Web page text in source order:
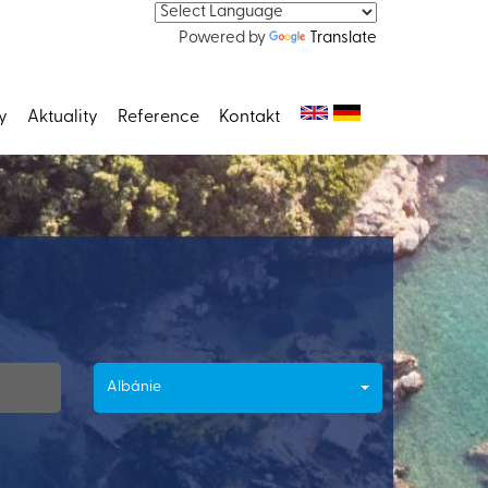
Powered by Translate
Aktuality Reference Kontakt
Albánie